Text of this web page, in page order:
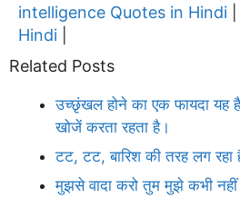
intelligence Quotes in Hindi
Hindi
Related Posts
उच्छृंखल होने का एक फायदा यह है
खोजें करता रहता है।
टट, टट, बारिश की तरह लग रहा
मुझसे वादा करो तुम मुझे कभी